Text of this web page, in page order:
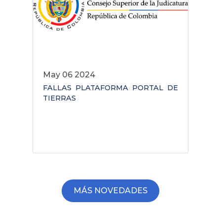
May 06 2024
FALLAS PLATAFORMA PORTAL DE
TIERRAS
MÁS NOVEDADES